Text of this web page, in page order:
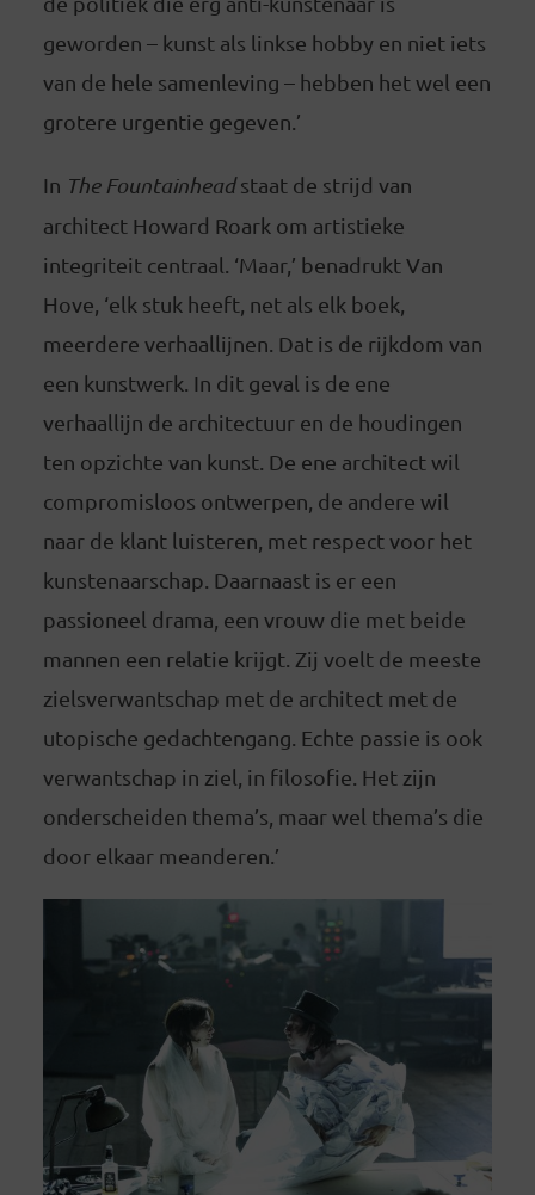
geworden – kunst als linkse hobby en niet iets
van de hele samenleving – hebben het wel een
grotere urgentie gegeven.’
In The Fountainheadstaat de strijd van
architect Howard Roark om artistieke
integriteit centraal. ‘Maar,’ benadrukt Van
Hove, ‘elk stuk heeft, net als elk boek,
meerdere verhaallijnen. Dat is de rijkdom van
een kunstwerk. In dit geval is de ene
verhaallijn de architectuur en de houdingen
ten opzichte van kunst. De ene architect wil
compromisloos ontwerpen, de andere wil
naar de klant luisteren, met respect voor het
kunstenaarschap. Daarnaast is er een
passioneel drama, een vrouw die met beide
mannen een relatie krijgt. Zij voelt de meeste
zielsverwantschap met de architect met de
utopische gedachtengang. Echte passie is ook
verwantschap in ziel, in filosofie. Het zijn
onderscheiden thema’s, maar wel thema’s die
door elkaar meanderen.’